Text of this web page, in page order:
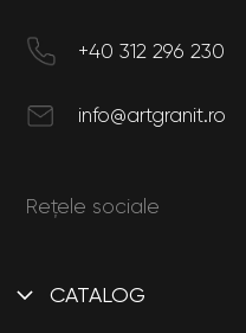
+40 312 296 230
info@artgranit.ro
Rețele sociale
CATALOG